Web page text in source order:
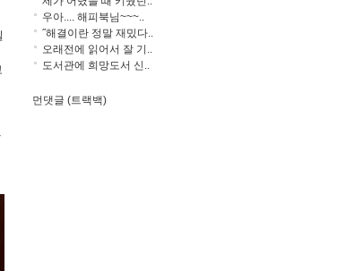
우아.... 해피북님~~~..
˝해결이란 정말 재밌다..
오래전에 읽어서 잘 기..
도서관에 희망도서 신..
먼댓글 (트랙백)